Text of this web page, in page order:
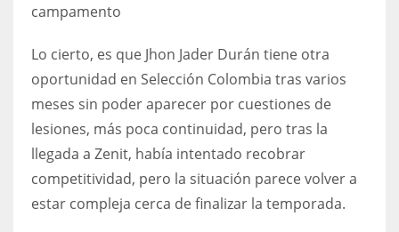
campamento
Lo cierto, es que Jhon Jader Durán tiene otra
oportunidad en Selección Colombia tras varios
meses sin poder aparecer por cuestiones de
lesiones, más poca continuidad, pero tras la
llegada a Zenit, había intentado recobrar
competitividad, pero la situación parece volver a
estar compleja cerca de finalizar la temporada.